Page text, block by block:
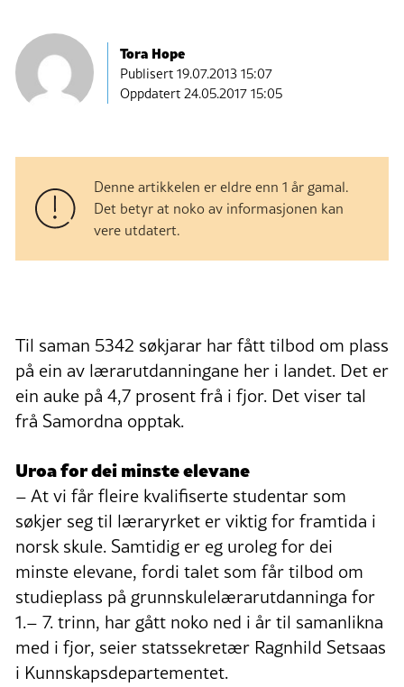
Tora Hope
Publisert19.07.2013 15:07
Oppdatert 24.05.2017 15:05
Denne artikkelen er eldre enn 1 år gamal.
Det betyr at noko av informasjonen kan
vere utdatert.
Til saman 5342 søkjarar har fått tilbod om plass
på ein av lærarutdanningane her i landet. Det er
ein auke på 4,7 prosent frå i fjor. Det viser tal
frå Samordna opptak.
Uroa for dei minste elevane
– At vi får fleire kvalifiserte studentar som
søkjer seg til læraryrket er viktig for framtida i
norsk skule. Samtidig er eg uroleg for dei
minste elevane, fordi talet som får tilbod om
studieplass på grunnskulelærarutdanninga for
1.– 7. trinn, har gått noko ned i år til samanlikna
med i fjor, seier statssekretær Ragnhild Setsaas
i Kunnskapsdepartementet.